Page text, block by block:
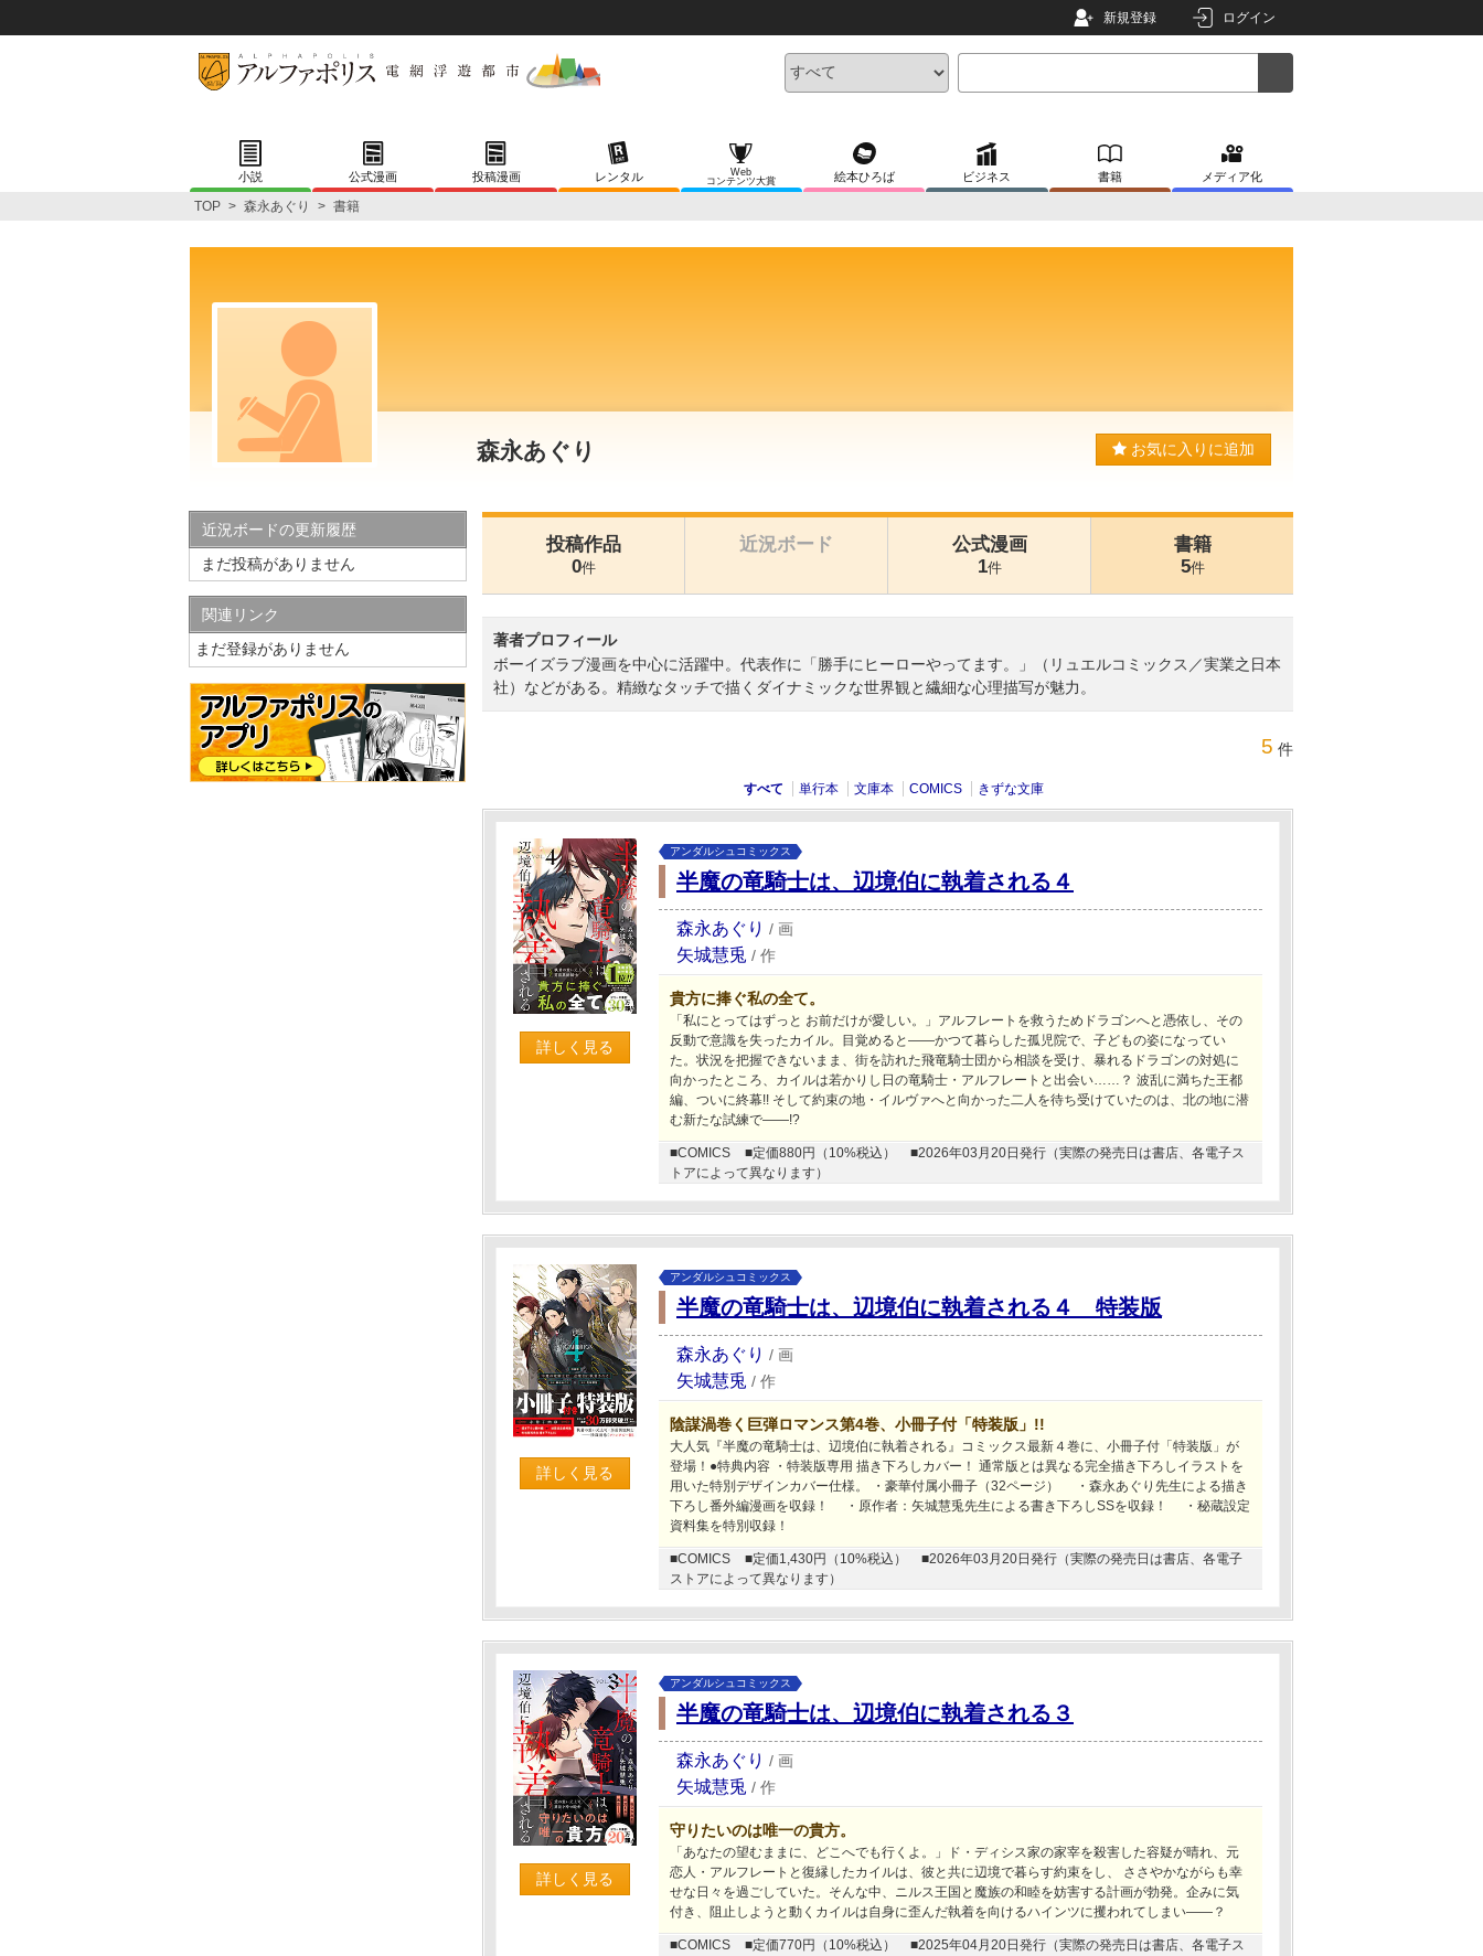
新規登録 ログイン
小説 公式漫画 投稿漫画 レンタル
Web
コンテンツ大賞
絵本ひろば ビジネス 書籍 メディア化
TOP > 森永あぐり > 書籍
森永あぐり お気に入りに追加
投稿作品
0件
近況ボード
公式漫画
1件
書籍
5件
著者プロフィール
ボーイズラブ漫画を中心に活躍中。代表作に「勝手にヒーローやってます。」（リュエルコミックス／実業之日本
社）などがある。精緻なタッチで描くダイナミックな世界観と繊細な心理描写が魅力。
5 件
すべて 単行本 文庫本 COMICS きずな文庫
詳しく見る
アンダルシュコミックス
半魔の竜騎士は、辺境伯に執着される４
森永あぐり / 画
矢城慧兎 / 作
貴方に捧ぐ私の全て。
「私にとってはずっと お前だけが愛しい。」アルフレートを救うためドラゴンへと憑依し、その
反動で意識を失ったカイル。目覚めると――かつて暮らした孤児院で、子どもの姿になってい
た。状況を把握できないまま、街を訪れた飛竜騎士団から相談を受け、暴れるドラゴンの対処に
向かったところ、カイルは若かりし日の竜騎士・アルフレートと出会い……？ 波乱に満ちた王都
編、ついに終幕!! そして約束の地・イルヴァへと向かった二人を待ち受けていたのは、北の地に潜
む新たな試練で――!?
■COMICS ■定価880円（10%税込）
■2026年03月20日発行（実際の発売日は書店、各電子ス
トアによって異なります）
詳しく見る
アンダルシュコミックス
半魔の竜騎士は、辺境伯に執着される４ 特装版
森永あぐり / 画
矢城慧兎 / 作
陰謀渦巻く巨弾ロマンス第4巻、小冊子付「特装版」!!
大人気『半魔の竜騎士は、辺境伯に執着される』コミックス最新４巻に、小冊子付「特装版」が
登場！●特典内容 ・特装版専用 描き下ろしカバー！ 通常版とは異なる完全描き下ろしイラストを
用いた特別デザインカバー仕様。 ・豪華付属小冊子（32ページ） ・森永あぐり先生による描き
下ろし番外編漫画を収録！ ・原作者：矢城慧兎先生による書き下ろしSSを収録！ ・秘蔵設定
資料集を特別収録！
■COMICS ■定価1,430円（10%税込）
■2026年03月20日発行（実際の発売日は書店、各電子
ストアによって異なります）
詳しく見る
アンダルシュコミックス
半魔の竜騎士は、辺境伯に執着される３
森永あぐり / 画
矢城慧兎 / 作
守りたいのは唯一の貴方。
「あなたの望むままに、どこへでも行くよ。」ド・ディシス家の家宰を殺害した容疑が晴れ、元
恋人・アルフレートと復縁したカイルは、彼と共に辺境で暮らす約束をし、 ささやかながらも幸
せな日々を過ごしていた。そんな中、ニルス王国と魔族の和睦を妨害する計画が勃発。企みに気
付き、阻止しようと動くカイルは自身に歪んだ執着を向けるハインツに攫われてしまい――？
■COMICS ■定価770円（10%税込）
■2025年04月20日発行（実際の発売日は書店、各電子ス
近況ボードの更新履歴
まだ投稿がありません
関連リンク
まだ登録がありません